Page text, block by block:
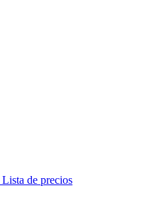
Lista de precios